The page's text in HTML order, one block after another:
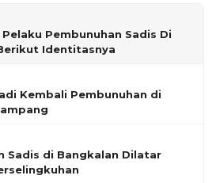
Pembunuhan Sadis Di
Identitasnya
Kembali Pembunuhan di
Sadis di Bangkalan Dilatar